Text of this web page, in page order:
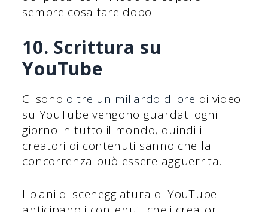
sempre cosa fare dopo.
10. Scrittura su
YouTube
Ci sono oltre un miliardo di ore di video
su YouTube vengono guardati ogni
giorno in tutto il mondo, quindi i
creatori di contenuti sanno che la
concorrenza può essere agguerrita.
I piani di sceneggiatura di YouTube